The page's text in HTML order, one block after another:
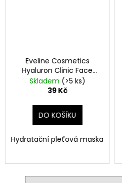
Eveline Cosmetics
Hyaluron Clinic Face
Mask
Skladem (>5 ks)
39 Kč
DO KOŠÍKU
Hydratační pleťová maska